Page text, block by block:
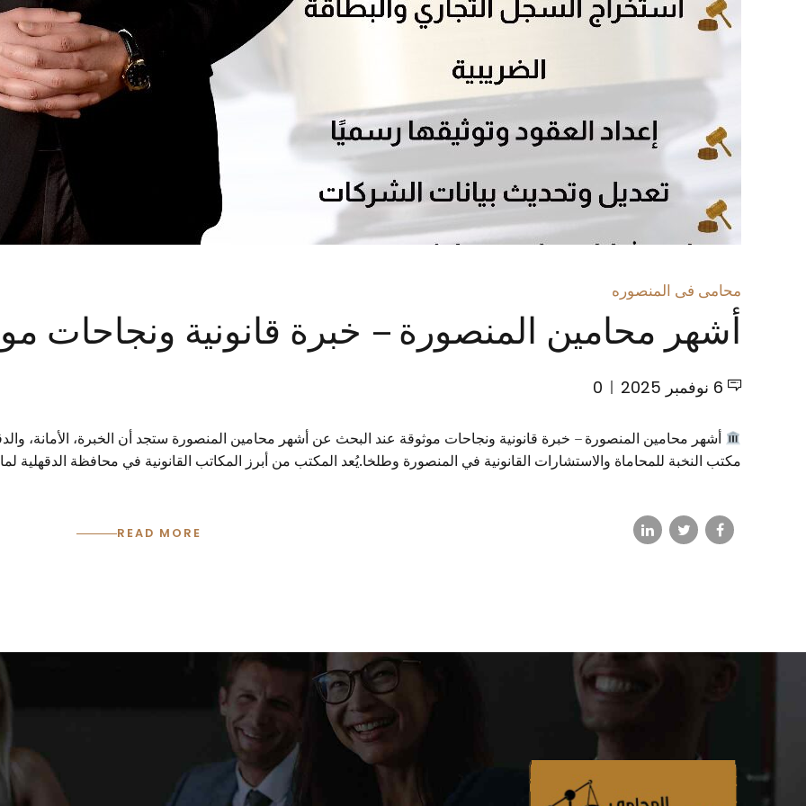
محامى فى المنصوره
أشهر محامين المنصورة – خبرة قانونية ونجاحات
6 نوفمبر 2025 0
أشهر محامين المنصورة – خبرة قانونية ونجاحات موثوقة عند البحث عن أشهر محامين المنصورة ستجد أن الخبرة، الأمانة،
مكتب النخبة للمحاماة والاستشارات القانونية في المنصورة وطلخا.يُعد المكتب من أبرز المكاتب القانونية في محافظة
READ MORE